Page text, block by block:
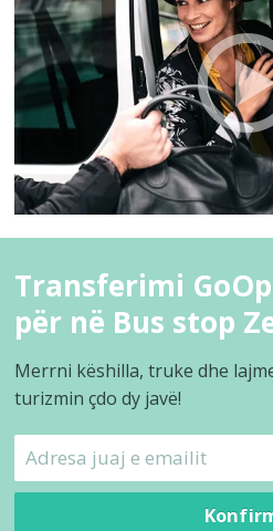
Transferimi
për në Bus stop
Merrni këshilla, truke dhe
turizmin çdo dy javë!